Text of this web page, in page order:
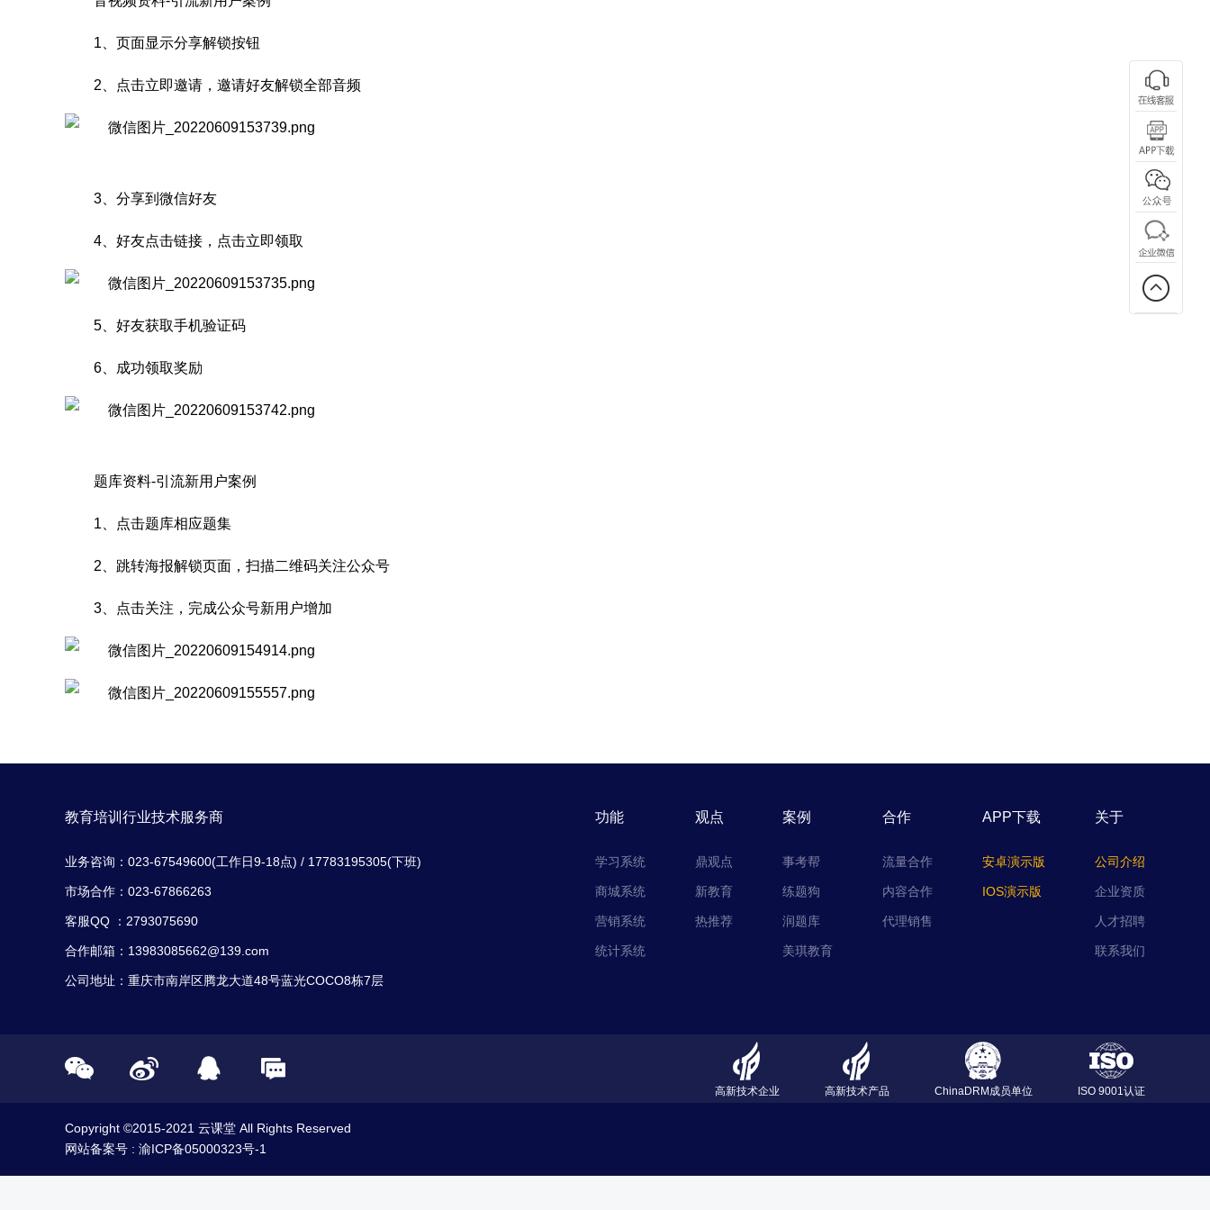
1、页面显示分享解锁按钮
2、点击立即邀请，邀请好友解锁全部音频
3、分享到微信好友
4、好友点击链接，点击立即领取
5、好友获取手机验证码
6、成功领取奖励
题库资料-引流新用户案例
1、点击题库相应题集
2、跳转海报解锁页面，扫描二维码关注公众号
3、点击关注，完成公众号新用户增加
教育培训行业技术服务商
业务咨询：023-67549600(工作日9-18点) / 17783195305(下班)
市场合作：023-67866263
客服QQ ：2793075690
合作邮箱：13983085662@139.com
公司地址：重庆市南岸区腾龙大道48号蓝光COCO8栋7层
功能
学习系统
商城系统
营销系统
统计系统
观点
鼎观点
新教育
热推荐
案例
事考帮
练题狗
润题库
美琪教育
合作
流量合作
内容合作
代理销售
APP下载
安卓演示版
IOS演示版
关于
公司介绍
企业资质
人才招聘
联系我们
高新技术企业 高新技术产品 ChinaDRM成员单位 ISO 9001认证
Copyright ©2015-2021 云课堂 All Rights Reserved
网站备案号 : 渝ICP备05000323号-1